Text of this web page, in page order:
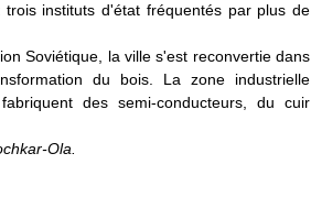
instituts d'état fréquentés par plus de
Soviétique, la ville s'est reconvertie dans
du bois. La zone industrielle
des semi-conducteurs, du cuir
Ola.